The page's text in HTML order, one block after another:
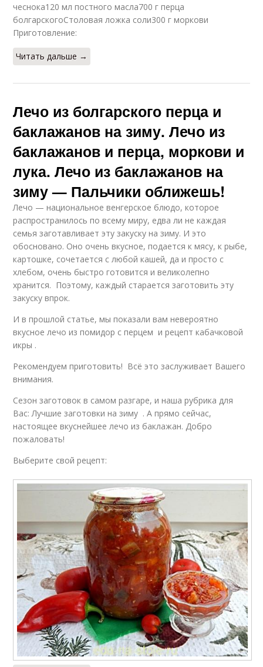
чеснока120 мл постного масла700 г перца
болгарскогоСтоловая ложка соли300 г моркови
Приготовление:
Читать дальше →
Лечо из болгарского перца и
баклажанов на зиму. Лечо из
баклажанов и перца, моркови и
лука. Лечо из баклажанов на
зиму — Пальчики оближешь!
Лечо — национальное венгерское блюдо, которое
распространилось по всему миру, едва ли не каждая
семья заготавливает эту закуску на зиму. И это
обосновано. Оно очень вкусное, подается к мясу, к рыбе,
картошке, сочетается с любой кашей, да и просто с
хлебом, очень быстро готовится и великолепно
хранится. Поэтому, каждый старается заготовить эту
закуску впрок.
И в прошлой статье, мы показали вам невероятно
вкусное лечо из помидор с перцем и рецепт кабачковой
икры .
Рекомендуем приготовить! Всё это заслуживает Вашего
внимания.
Сезон заготовок в самом разгаре, и наша рубрика для
Вас: Лучшие заготовки на зиму . А прямо сейчас,
настоящее вкуснейшее лечо из баклажан. Добро
пожаловать!
Выберите свой рецепт: